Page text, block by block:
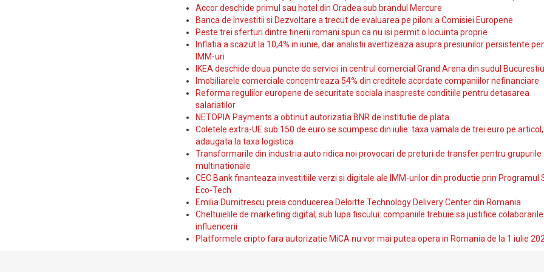
Accor deschide primul sau hotel din Oradea sub brandul Mercure
Banca de Investitii si Dezvoltare a trecut de evaluarea pe piloni a Comisiei Europene
Peste trei sferturi dintre tinerii romani spun ca nu isi permit o locuinta proprie
Inflatia a scazut la 10,4% in iunie, dar analistii avertizeaza asupra presiunilor persistente
IMM-uri
IKEA deschide doua puncte de servicii in centrul comercial Grand Arena din sudul
Imobiliarele comerciale concentreaza 54% din creditele acordate companiilor nefinanciare
Reforma regulilor europene de securitate sociala inaspreste conditiile pentru detasarea
salariatilor
NETOPIA Payments a obtinut autorizatia BNR de institutie de plata
Coletele extra-UE sub 150 de euro se scumpesc din iulie: taxa vamala de trei euro pe articol,
adaugata la taxa logistica
Transformarile din industria auto ridica noi provocari de preturi de transfer pentru grupurile
multinationale
CEC Bank finanteaza investitiile verzi si digitale ale IMM-urilor din productie prin Programul
Eco-Tech
Emilia Dumitrescu preia conducerea Deloitte Technology Delivery Center din Romania
Cheltuielile de marketing digital, sub lupa fiscului: companiile trebuie sa justifice colaborarile
influencerii
Platformele cripto fara autorizatie MiCA nu vor mai putea opera in Romania de la 1 iulie